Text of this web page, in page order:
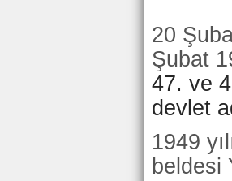
20
Şubat
47. ve
devlet
1949
beldesi